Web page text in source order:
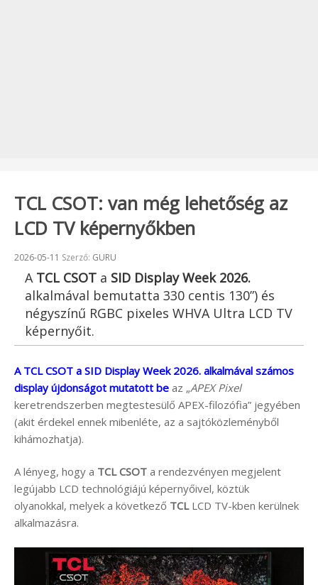
TCL CSOT: van még lehetőség az
LCD TV képernyőkben
Beküldve:
2026-05-11 Szerző: GURU
A TCL CSOT a SID Display Week 2026.
alkalmával bemutatta 330 centis 130”) és
négyszínű RGBC pixeles WHVA Ultra LCD TV
képernyőit.
A TCL CSOT a SID Display Week 2026. alkalmával számos
display újdonságot mutatott be az „APEX Pixel
keretrendszerben megtestesülő APEX-filozófia” jegyében
(akit érdekel ennek mibenléte, az a sajtóközleményből
kihámozhatja).
A lényeg, hogy a TCL CSOT a rendezvényen megjelent
legújabb LCD technológiájú képernyőivel, köztük
olyanokkal, melyek a következő TCLLCD TV-kben kerülnek
alkalmazásra.